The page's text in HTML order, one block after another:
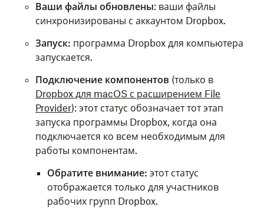
Ваши файлы обновлены: ваши файлы
синхронизированы с аккаунтом Dropbox.
Запуск: программа Dropbox для компьютера
запускается.
Подключение компонентов (только в
Dropbox для macOS с расширением File
Provider): этот статус обозначает тот этап
запуска программы Dropbox, когда она
подключается ко всем необходимым для
работы компонентам.
Обратите внимание: этот статус
отображается только для участников
рабочих групп Dropbox.